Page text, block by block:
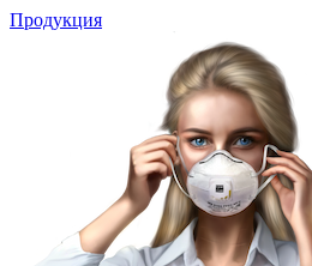
Продукция